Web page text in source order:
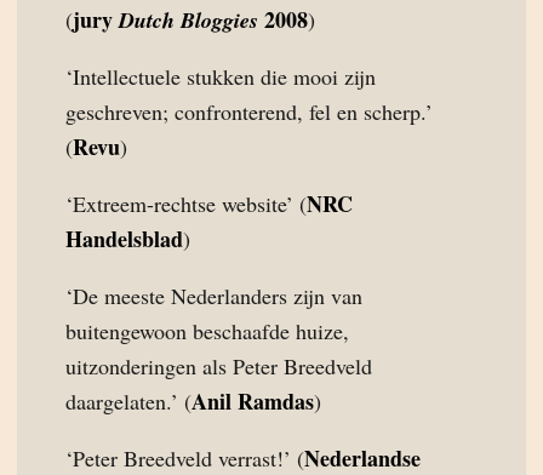
(juryDutch Bloggies 2008)
‘Intellectuele stukken die mooi zijn
geschreven; confronterend, fel en scherp.’
(Revu)
‘Extreem-rechtse website’ (NRC
Handelsblad)
‘De meeste Nederlanders zijn van
buitengewoon beschaafde huize,
uitzonderingen als Peter Breedveld
daargelaten.’ (Anil Ramdas)
‘Peter Breedveld verrast!’ (Nederlandse